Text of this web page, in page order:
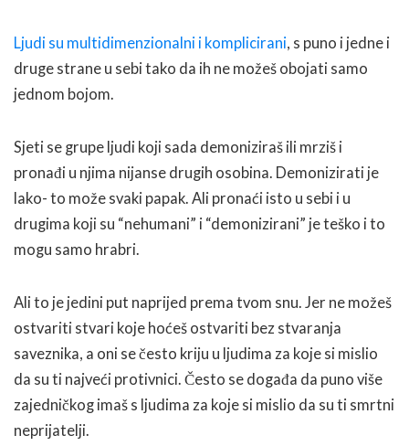
Ljudi su multidimenzionalni i komplicirani, s puno i jedne i
druge strane u sebi tako da ih ne možeš obojati samo
jednom bojom.
Sjeti se grupe ljudi koji sada demoniziraš ili mrziš i
pronađi u njima nijanse drugih osobina. Demonizirati je
lako- to može svaki papak. Ali pronaći isto u sebi i u
drugima koji su “nehumani” i “demonizirani” je teško i to
mogu samo hrabri.
Ali to je jedini put naprijed prema tvom snu. Jer ne možeš
ostvariti stvari koje hoćeš ostvariti bez stvaranja
saveznika, a oni se često kriju u ljudima za koje si mislio
da su ti najveći protivnici. Često se događa da puno više
zajedničkog imaš s ljudima za koje si mislio da su ti smrtni
neprijatelji.